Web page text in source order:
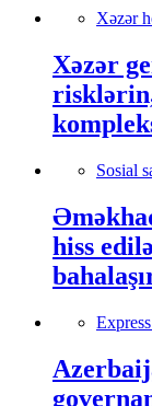
Xəzər
Xəzər
Sosial
hiss